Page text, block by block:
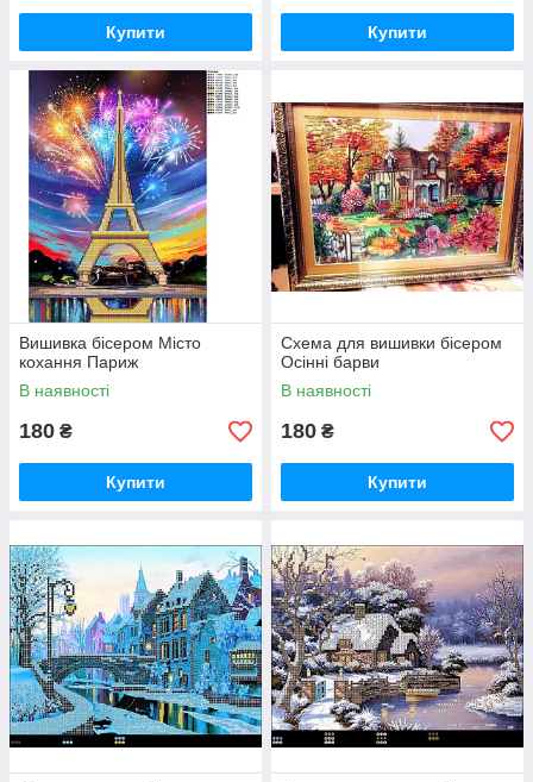
Купити Купити
Вишивка бісером Місто
кохання Париж
В наявності
180 ₴
Купити
Схема для вишивки бісером
Осінні барви
В наявності
180 ₴
Купити